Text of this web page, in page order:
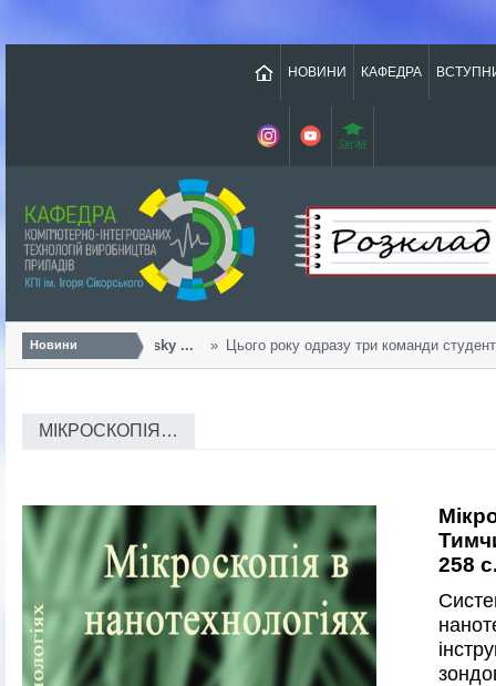
НОВИНИ КАФЕДРА
Новини
Урожайний «Sikorsky ... Цього року одразу три команди
МІКРОСКОПІЯ…
258